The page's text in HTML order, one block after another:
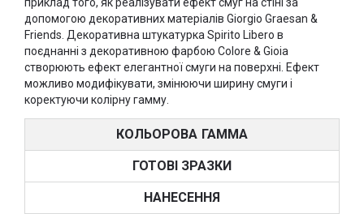
допомогою декоративних матеріалів Giorgio Graesan &
Friends. Декоративна штукатурка Spirito Libero в
поєднанні з декоративною фарбою Colore & Gioia
створюють ефект елегантної смуги на поверхні. Ефект
можливо модифікувати, змінюючи ширину смуги і
коректуючи колірну гамму.
КОЛЬОРОВА ГАММА
ГОТОВІ ЗРАЗКИ
НАНЕСЕННЯ